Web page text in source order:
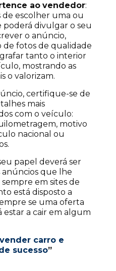
ao vendedor:
de escolher uma ou
poderá divulgar o seu
o anúncio,
de fotos de qualidade
tanto o interior
mostrando as
o valorizam.
certifique-se de
mais
com o veículo:
motivo
nacional ou
papel deverá ser
anúncios que lhe
em sites de
está disposto a
se uma oferta
a cair em algum
carro e
sucesso”